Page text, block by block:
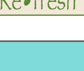
セミナー開催